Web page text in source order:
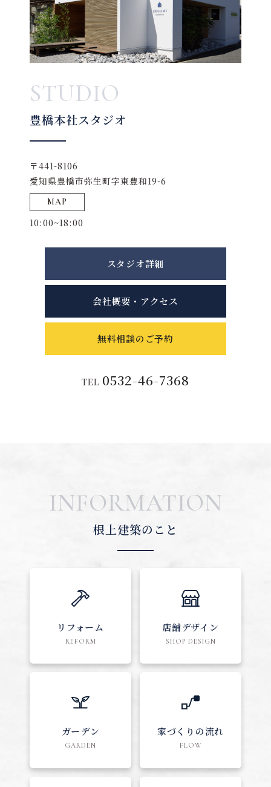
STUDIO
豊橋本社スタジオ
〒441-8106
愛知県豊橋市弥生町字東豊和19-6
MAP
10:00~18:00
スタジオ詳細
会社概要・アクセス
無料相談のご予約
TEL 0532-46-7368
INFORMATION
根上建築のこと
リフォーム
REFORM
店舗デザイン
SHOP DESIGN
ガーデン
GARDEN
家づくりの流れ
FLOW